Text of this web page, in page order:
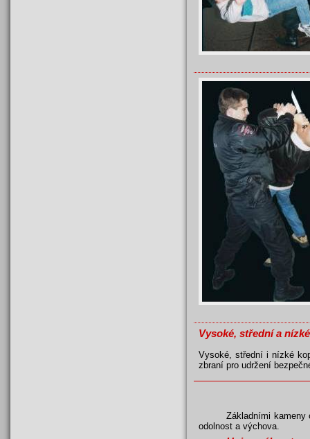
Vysoké, střední a
Vysoké, střední i nízké
zbraní pro udržení
Základními kameny
odolnost a výchova.